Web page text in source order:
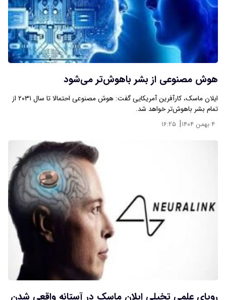
هوش مصنوعی از بشر باهوش‌تر می‌شود
ایلان ماسک، کارآفرین آمریکایی گفت: هوش مصنوعی احتمالا تا سال ۲۰۳۱ از
تمام بشر باهوش‌تر خواهد شد.
۴ بهمن ۱۴۰۴ | ۱۶:۲۵